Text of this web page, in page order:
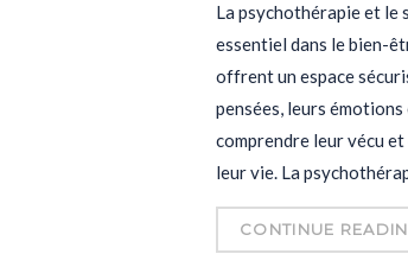
La psychothérapie et le
essentiel dans le bien-
offrent un espace
pensées, leurs
comprendre leur vécu
leur vie. La
CONTINUE